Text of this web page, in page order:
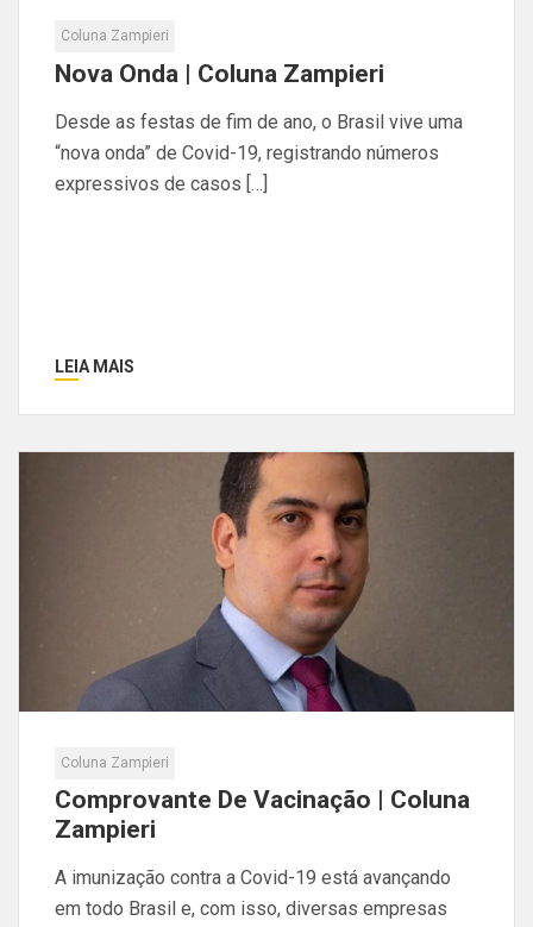
Coluna Zampieri
Nova Onda | Coluna Zampieri
Desde as festas de fim de ano, o Brasil vive uma
“nova onda” de Covid-19, registrando números
expressivos de casos […]
LEIA MAIS
Coluna Zampieri
Comprovante De Vacinação | Coluna
Zampieri
A imunização contra a Covid-19 está avançando
em todo Brasil e, com isso, diversas empresas